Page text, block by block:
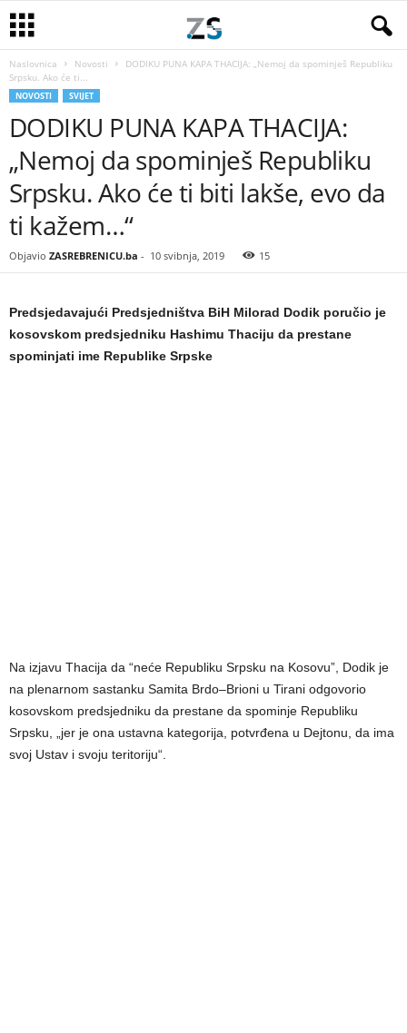
Naslovnica Novosti
DODIKU PUNA KAPA THACIJA: „Nemoj da spominješ Republiku
Srpsku. Ako će ti...
NOVOSTI SVIJET
DODIKU PUNA KAPA THACIJA:
„Nemoj da spominješ Republiku
Srpsku. Ako će ti biti lakše, evo da
ti kažem…“
Objavio ZASREBRENICU.ba - 10 svibnja, 2019 15
Predsjedavajući Predsjedništva BiH Milorad Dodik poručio je
kosovskom predsjedniku Hashimu Thaciju da prestane
spominjati ime Republike Srpske
Na izjavu Thacija da “neće Republiku Srpsku na Kosovu”, Dodik je
na plenarnom sastanku Samita Brdo–Brioni u Tirani odgovorio
kosovskom predsjedniku da prestane da spominje Republiku
Srpsku, „jer je ona ustavna kategorija, potvrđena u Dejtonu, da ima
svoj Ustav i svoju teritoriju“.